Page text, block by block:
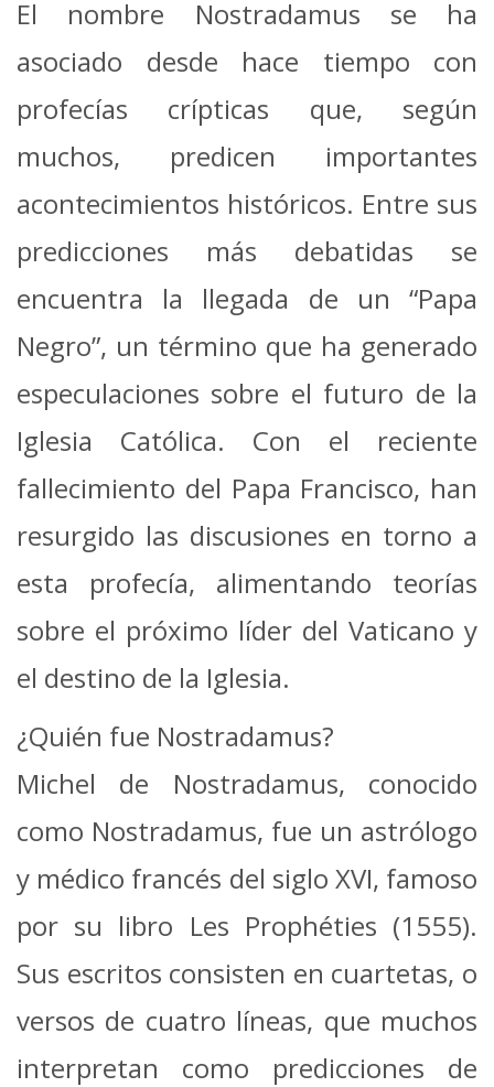
El nombre Nostradamus se ha
asociado desde hace tiempo con
profecías crípticas que, según
muchos, predicen importantes
acontecimientos históricos. Entre sus
predicciones más debatidas se
encuentra la llegada de un “Papa
Negro”, un término que ha generado
especulaciones sobre el futuro de la
Iglesia Católica. Con el reciente
fallecimiento del Papa Francisco, han
resurgido las discusiones en torno a
esta profecía, alimentando teorías
sobre el próximo líder del Vaticano y
el destino de la Iglesia.
¿Quién fue Nostradamus?
Michel de Nostradamus, conocido
como Nostradamus, fue un astrólogo
y médico francés del siglo XVI, famoso
por su libro Les Prophéties (1555).
Sus escritos consisten en cuartetas, o
versos de cuatro líneas, que muchos
interpretan como predicciones de